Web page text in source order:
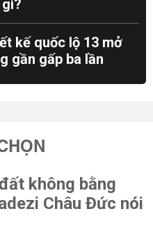
kế quốc lộ 13 mở
gần gấp ba lần
không bằng
Châu Đức nói